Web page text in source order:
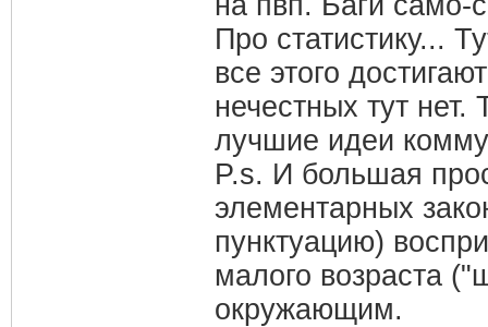
Про статистику...
все этого
нечестных тут
лучшие идеи
P.s. И большая
элементарных
пунктуацию)
малого возраста
окружающим.